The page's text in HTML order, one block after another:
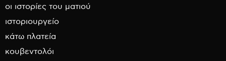
οι ιστορίες του ματιού
ιστοριουργείο
κάτω πλατεία
κουβεντολόι